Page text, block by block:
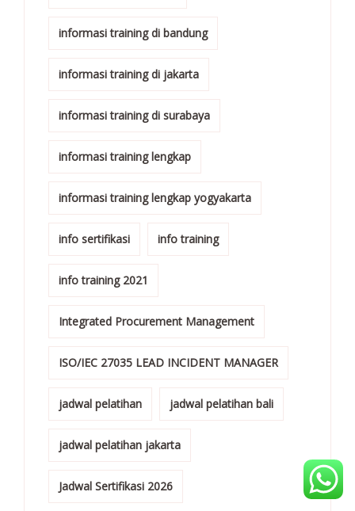
informasi training di bandung
informasi training di jakarta
informasi training di surabaya
informasi training lengkap
informasi training lengkap yogyakarta
info sertifikasi info training
info training 2021
Integrated Procurement Management
ISO/IEC 27035 LEAD INCIDENT MANAGER
jadwal pelatihan jadwal pelatihan bali
jadwal pelatihan jakarta
Jadwal Sertifikasi 2026